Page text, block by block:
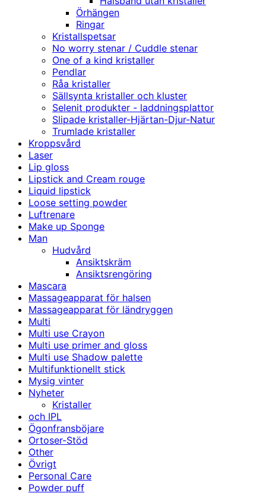
Örhängen
Ringar
Kristallspetsar
No worry stenar / Cuddle stenar
One of a kind kristaller
Pendlar
Råa kristaller
Sällsynta kristaller och kluster
Selenit produkter - laddningsplattor
Slipade kristaller-Hjärtan-Djur-Natur
Trumlade kristaller
Kroppsvård
Laser
Lip gloss
Lipstick and Cream rouge
Liquid lipstick
Loose setting powder
Luftrenare
Make up Sponge
Man
Hudvård
Ansiktskräm
Ansiktsrengöring
Mascara
Massageapparat för halsen
Massageapparat för ländryggen
Multi
Multi use Crayon
Multi use primer and gloss
Multi use Shadow palette
Multifunktionellt stick
Mysig vinter
Nyheter
Kristaller
och IPL
Ögonfransböjare
Ortoser-Stöd
Other
Övrigt
Personal Care
Powder puff